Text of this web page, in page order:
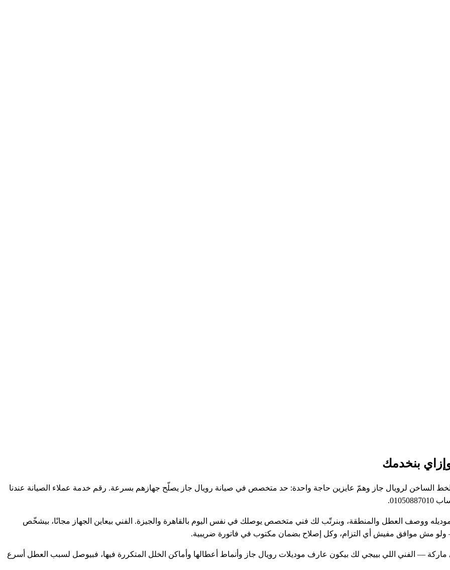
بنخدمك
الساخن لرويال جاز وهمّ عايزين حاجة واحدة: حد متخصص في صيانة رويال جاز يصلّح جهازهم بسرعة. رقم خدمة عملاء الصيانة عندنا
ووصف العطل والمنطقة، وبنرتّب لك فني متخصص يوصلك في نفس اليوم بالقاهرة والجيزة. الفني بيعاين الجهاز مجانًا، بيشخّص
— ولو مش موافق مفيش أي التزام، وكل إصلاح بضمان مكتوب في فاتورة ضريبية.
— الفني اللي بييجي لك بيكون عارف موديلات رويال جاز وأنماط أعطالها وأماكن الخلل المتكررة فيها، فبيوصل لسبب العطل أسرع